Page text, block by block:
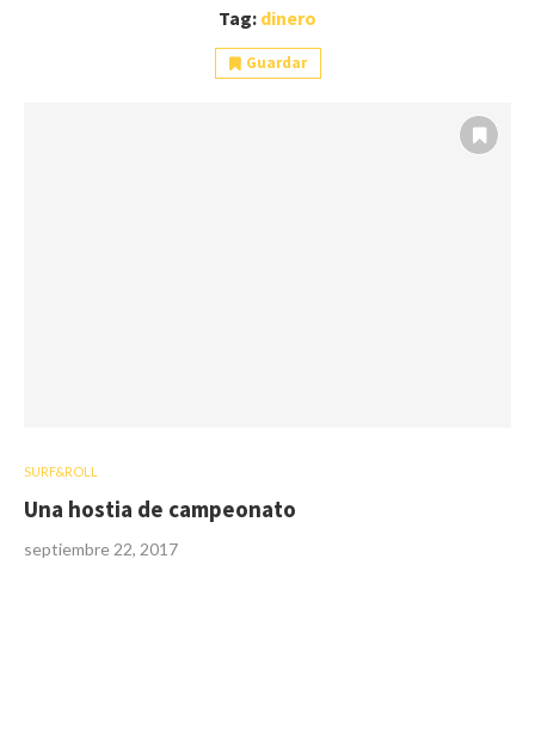
Tag: dinero
Guardar
SURF&ROLL
Una hostia de campeonato
septiembre 22, 2017